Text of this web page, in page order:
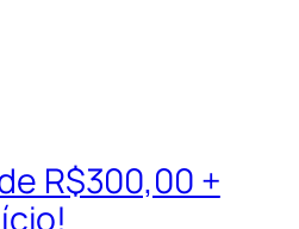
R$300,00 +